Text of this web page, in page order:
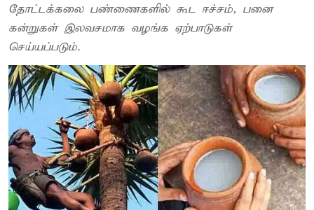
தோட்டக்கலை பண்ணைகளில் கூட ஈச்சம், பனை
கன்றுகள் இலவசமாக வழங்க ஏற்பாடுகள்
செய்யப்படும்.